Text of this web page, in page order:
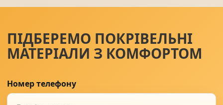
ПІДБЕРЕМО ПОКРІВЕЛЬНІ
МАТЕРІАЛИ З КОМФОРТОМ
Номер телефону